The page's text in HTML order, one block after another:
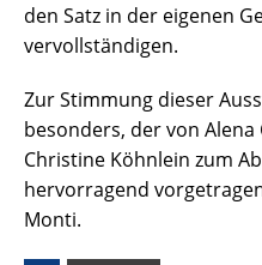
den Satz in der eigenen
vervollständigen.
Zur Stimmung dieser
besonders, der von
Christine Köhnlein zum
hervorragend
Monti.